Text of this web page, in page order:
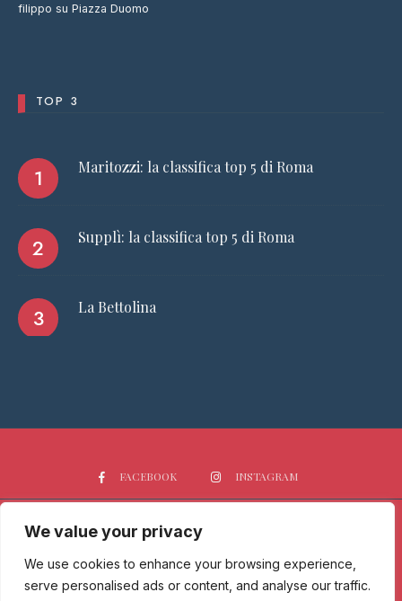
We value your privacy
We use cookies to enhance your browsing experience,
serve personalised ads or content, and analyse our traffic.
filippo su Piazza Duomo
TOP 3
Maritozzi: la classifica top 5 di Roma
Supplì: la classifica top 5 di Roma
La Bettolina
FACEBOOK INSTAGRAM
HOME CHI SIAMO